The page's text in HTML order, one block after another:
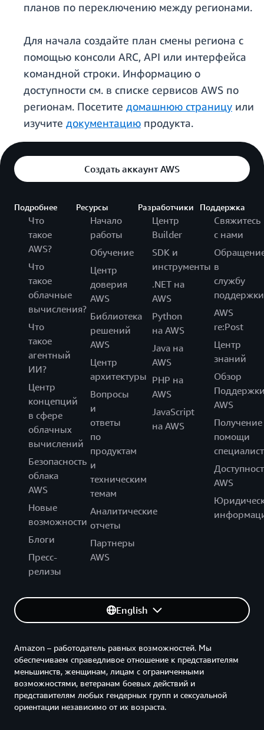
планов по переключению между регионами.
Для начала создайте план смены региона с
помощью консоли ARC, API или интерфейса
командной строки. Информацию о
доступности см. в списке сервисов AWS по
регионам. Посетите домашнюю страницу или
изучите документацию продукта.
Создать аккаунт AWS
Подробнее
Что
такое
AWS?
Что
такое
облачные
вычисления?
Что
такое
агентный
ИИ?
Центр
концепций
в сфере
облачных
вычислений
Безопасность
облака
AWS
Новые
возможности
Блоги
Пресс-
релизы
Ресурсы
Начало
работы
Обучение
Центр
доверия
AWS
Библиотека
решений
AWS
Центр
архитектуры
Вопросы
и
ответы
по
продуктам
и
техническим
темам
Аналитические
отчеты
Партнеры
AWS
Разработчики
Центр
Builder
SDK и
инструменты
.NET на
AWS
Python
на AWS
Java на
AWS
PHP на
AWS
JavaScript
на AWS
Поддержка
Свяжитесь
с нами
в
службу
поддержки
AWS
re:Post
Центр
знаний
Обзор
AWS
Получение
помощи
AWS
English
Amazon – работодатель равных возможностей. Мы
обеспечиваем справедливое отношение к представителям
меньшинств, женщинам, лицам с ограниченными
возможностями, ветеранам боевых действий и
представителям любых гендерных групп и сексуальной
ориентации независимо от их возраста.